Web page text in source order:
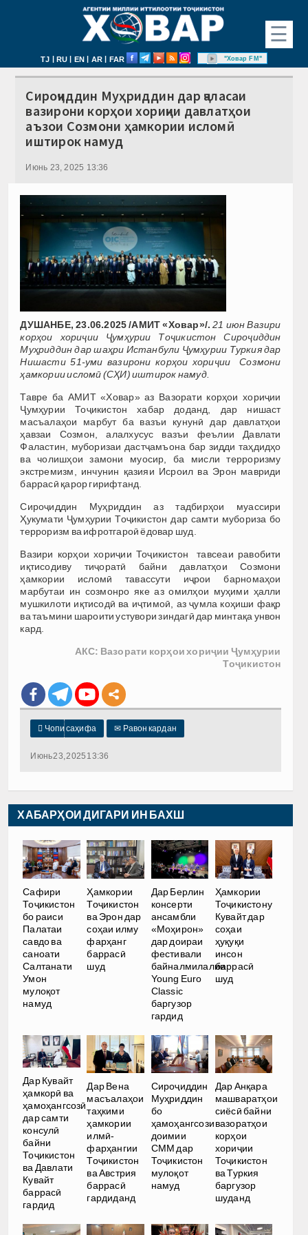
☰
TJ | RU | EN | AR | FAR "Ховар FM"
Сироҷиддин Муҳриддин дар ҷаласаи
вазирони корҳои хориҷии давлатҳои
аъзои Созмони ҳамкории исломӣ
иштирок намуд
Июнь 23, 2025 13:36
ДУШАНБЕ, 23.06.2025 /АМИТ «Ховар»/. 21 июн Вазири
корҳои хориҷии Ҷумҳурии Тоҷикистон Сироҷиддин
Муҳриддин дар шаҳри Истанбули Ҷумҳурии Туркия дар
Нишасти 51-уми вазирони корҳои хориҷии Созмони
ҳамкории исломӣ (СҲИ) иштирок намуд.
Тавре ба АМИТ «Ховар» аз Вазорати корҳои хориҷии
Ҷумҳурии Тоҷикистон хабар доданд, дар нишаст
масъалаҳои марбут ба вазъи кунунӣ дар давлатҳои
ҳавзаи Созмон, алалхусус вазъи феълии Давлати
Фаластин, муборизаи дастҷамъона бар зидди таҳдидҳо
ва чолишҳои замони муосир, ба мисли терроризму
экстремизм, инчунин қазияи Исроил ва Эрон мавриди
баррасӣ қарор гирифтанд.
Сироҷиддин Муҳриддин аз тадбирҳои муассири
Ҳукумати Ҷумҳурии Тоҷикистон дар самти мубориза бо
терроризм ва ифротгароӣ ёдовар шуд.
Вазири корҳои хориҷии Тоҷикистон тавсеаи равобити
иқтисодиву тиҷоратӣ байни давлатҳои Созмони
ҳамкории исломӣ тавассути иҷрои барномаҳои
марбутаи ин созмонро яке аз омилҳои муҳими ҳалли
мушкилоти иқтисодӣ ва иҷтимоӣ, аз ҷумла коҳиши фақр
ва таъмини шароити устувори зиндагӣ дар минтақа унвон
кард.
АКС: Вазорати корҳои хориҷии Ҷумҳурии
Тоҷикистон
 Чопи саҳифа ✉ Равон кардан
Июнь 23, 2025 13:36
ХАБАРҲОИ ДИГАРИ ИН БАХШ
Сафири
Тоҷикистон
бо раиси
Палатаи
савдо ва
саноати
Салтанати
Умон
мулоқот
намуд
Ҳамкории
Тоҷикистон
ва Эрон дар
соҳаи илму
фарҳанг
баррасӣ
шуд
Дар Берлин
консерти
ансамбли
«Моҳирон»
дар доираи
фестивали
байналмилалии
Young Euro
Classic
баргузор
гардид
Ҳамкории
Тоҷикистону
Кувайт дар
соҳаи
ҳуқуқи
инсон
баррасӣ
шуд
Дар Кувайт
ҳамкорӣ ва
ҳамоҳангсозӣ
дар самти
консулӣ
байни
Тоҷикистон
ва Давлати
Кувайт
баррасӣ
гардид
Дар Вена
масъалаҳои
таҳкими
ҳамкории
илмӣ-
фарҳангии
Тоҷикистон
ва Австрия
баррасӣ
гардиданд
Сироҷиддин
Муҳриддин
бо
ҳамоҳангсози
доимии
СММ дар
Тоҷикистон
мулоқот
намуд
Дар Анқара
машваратҳои
сиёсӣ байни
вазоратҳои
корҳои
хориҷии
Тоҷикистон
ва Туркия
баргузор
шуданд